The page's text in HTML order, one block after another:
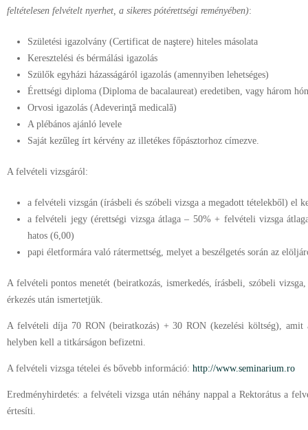
feltételesen felvételt nyerhet, a sikeres pótérettségi reményében):
Születési igazolvány (Certificat de naştere) hiteles másolata
Keresztelési és bérmálási igazolás
Szülők egyházi házasságáról igazolás (amennyiben lehetséges)
Érettségi diploma (Diploma de bacalaureat) eredetiben, vagy három
Orvosi igazolás (Adeverinţă medicală)
A plébános ajánló levele
Saját kezűleg írt kérvény az illetékes főpásztorhoz címezve.
A felvételi vizsgáról:
a felvételi vizsgán (írásbeli és szóbeli vizsga a megadott tételekből) el
a felvételi jegy (érettségi vizsga átlaga – 50% + felvételi vizsga
hatos (6,00)
papi életformára való rátermettség, melyet a beszélgetés során az
A felvételi pontos menetét (beiratkozás, ismerkedés, írásbeli, szóbeli
érkezés után ismertetjük.
A felvételi díja 70 RON (beiratkozás) + 30 RON (kezelési költség), amit
helyben kell a titkárságon befizetni.
A felvételi vizsga tételei és bővebb információ: http://www.seminarium.ro
Eredményhirdetés: a felvételi vizsga után néhány nappal a Rektorátus a
értesíti.